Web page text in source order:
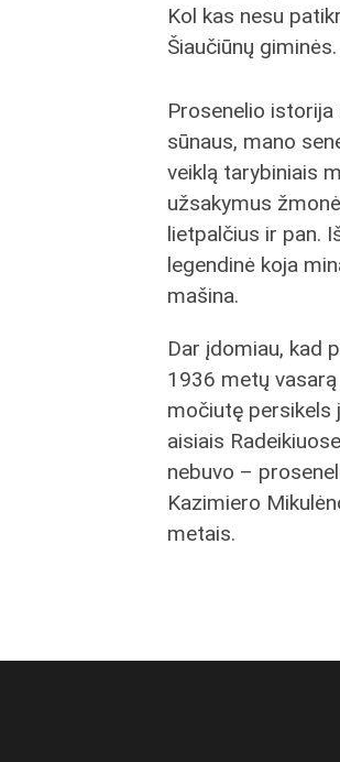
Kol kas nesu
Šiaučiūnų giminės.
Prosenelio istorija
sūnaus, mano
veiklą tarybiniais
užsakymus
lietpalčius ir pan.
legendinė koja
mašina.
Dar įdomiau, kad
1936 metų vasarą
močiutę persikels
aisiais
nebuvo –
Kazimiero
metais.